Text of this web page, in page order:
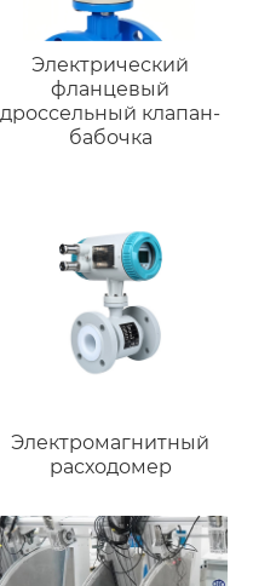
Электрический
фланцевый
дроссельный клапан-
бабочка
Электромагнитный
расходомер